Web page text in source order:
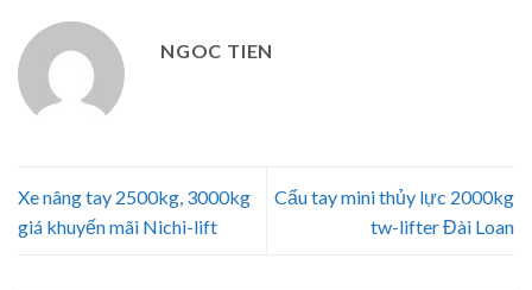
NGOC TIEN
Xe nâng tay 2500kg, 3000kg
giá khuyến mãi Nichi-lift
Cẩu tay mini thủy lực 2000kg
tw-lifter Đài Loan